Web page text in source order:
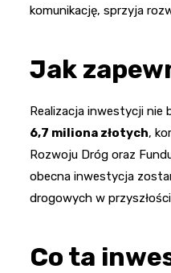
komunikację, sprzyja
Jak
Realizacja inwestycji nie
6,7 miliona złotych,
Rozwoju Dróg oraz
obecna inwestycja
drogowych w
Co ta